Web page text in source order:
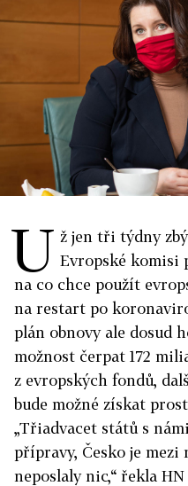
U ž jen tři týdny
Evropské komisi
na co chce použít
na restart po
plán obnovy ale dosud
možnost čerpat 172
z evropských fondů,
bude možné získat
„Třiadvacet států s
přípravy, Česko je
neposlaly nic,“ řekla